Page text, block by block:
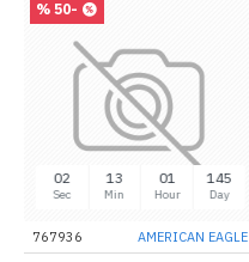
-50 %
145
Day
01
Hour
13
Min
02
Sec
AMERICAN EAGLE
767936